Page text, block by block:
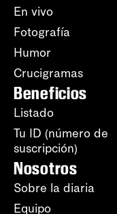
En vivo
Fotografía
Humor
Crucigramas
Beneficios
Listado
Tu ID (número de
suscripción)
Nosotros
Sobre la diaria
Equipo